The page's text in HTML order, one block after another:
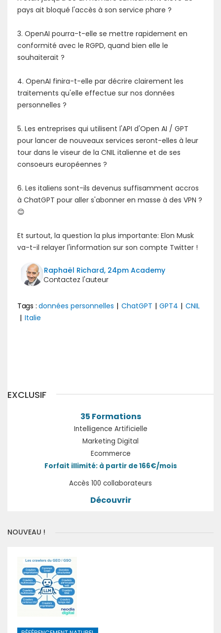
pays ait bloqué l'accès à son service phare ?
3. OpenAI pourra-t-elle se mettre rapidement en
conformité avec le RGPD, quand bien elle le
souhaiterait ?
4. OpenAI finira-t-elle par décrire clairement les
traitements qu'elle effectue sur nos données
personnelles ?
5. Les entreprises qui utilisent l'API d'Open AI / GPT
pour lancer de nouveaux services seront-elles à leur
tour dans le viseur de la CNIL italienne et de ses
consoeurs européennes ?
6. Les italiens sont-ils devenus suffisamment accros
à ChatGPT pour aller s'abonner en masse à des VPN ?
😊
Et surtout, la question la plus importante: Elon Musk
va-t-il relayer l'information sur son compte Twitter !
Raphaël Richard, 24pm Academy
Tags : données personnelles | ChatGPT | GPT4 | CNIL
| Italie
EXCLUSIF
35 Formations
Intelligence Artificielle
Marketing Digital
Ecommerce
Forfait illimité: à partir de 166€/mois
Accès 100 collaborateurs
Découvrir
NOUVEAU !